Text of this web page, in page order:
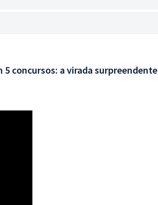
5 concursos: a virada surpreendente